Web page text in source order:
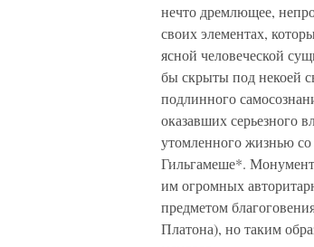
нечто дремлющее,
своих элементах,
ясной человеческой
бы скрыты под некоей
подлинного
оказавших серьезного
утомленного жизнью
Гильгамеше*.
им огромных
предметом
Платона), но таким